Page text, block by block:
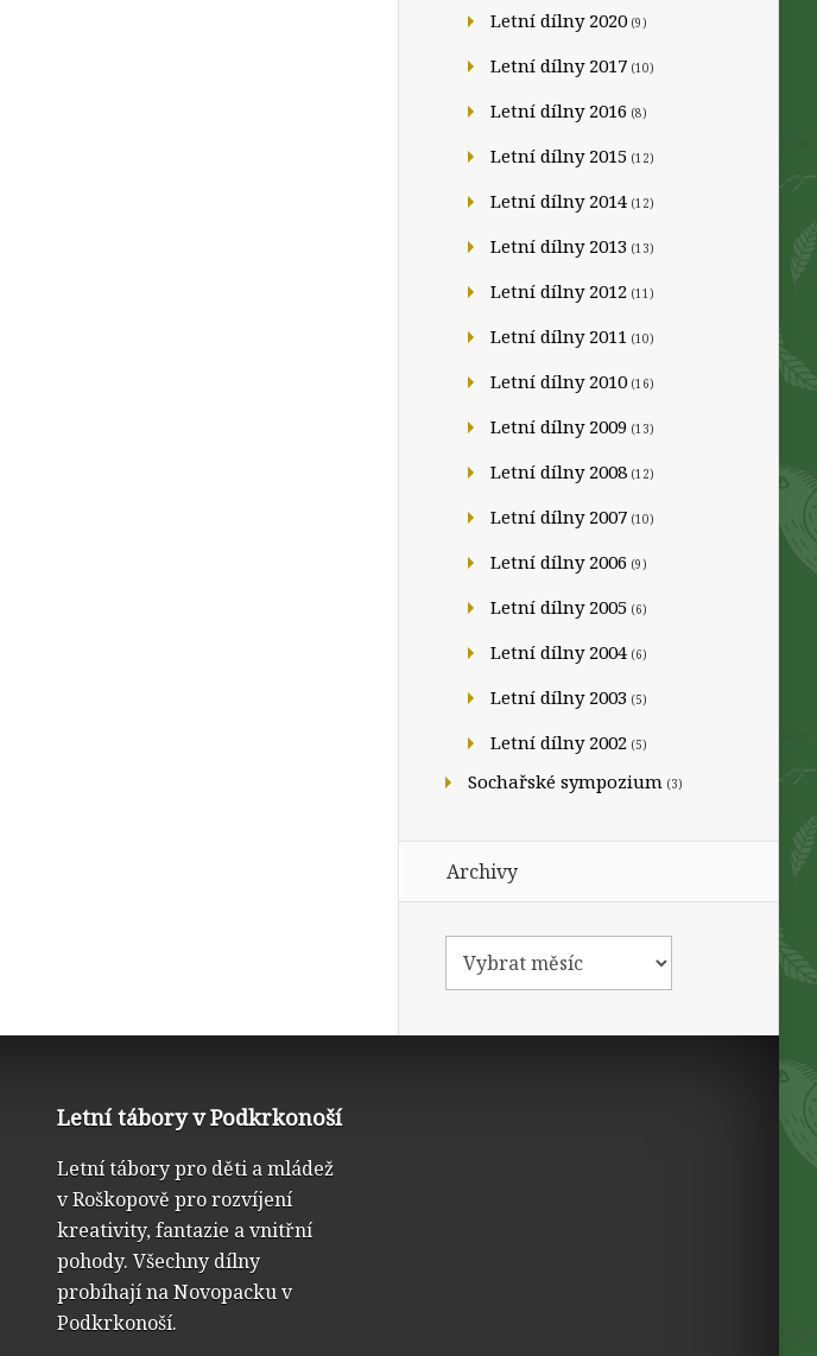
Letní dílny 2020 (9)
Letní dílny 2017 (10)
Letní dílny 2016 (8)
Letní dílny 2015 (12)
Letní dílny 2014 (12)
Letní dílny 2013 (13)
Letní dílny 2012 (11)
Letní dílny 2011 (10)
Letní dílny 2010 (16)
Letní dílny 2009 (13)
Letní dílny 2008 (12)
Letní dílny 2007 (10)
Letní dílny 2006 (9)
Letní dílny 2005 (6)
Letní dílny 2004 (6)
Letní dílny 2003 (5)
Letní dílny 2002 (5)
Sochařské sympozium (3)
Archivy
Letní tábory v Podkrkonoší
Letní tábory pro děti a mládež
v Roškopově pro rozvíjení
kreativity, fantazie a vnitřní
pohody. Všechny dílny
probíhají na Novopacku v
Podkrkonoší.